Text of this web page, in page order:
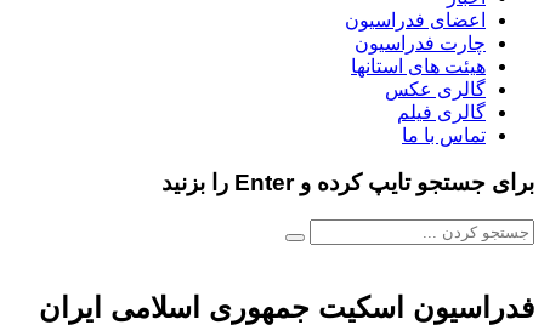
اعضای فدراسیون
چارت فدراسیون
هیئت های استانها
گالری عکس
گالری فیلم
تماس با ما
برای جستجو تایپ کرده و Enter را بزنید
فدراسیون اسکیت جمهوری اسلامی ایران